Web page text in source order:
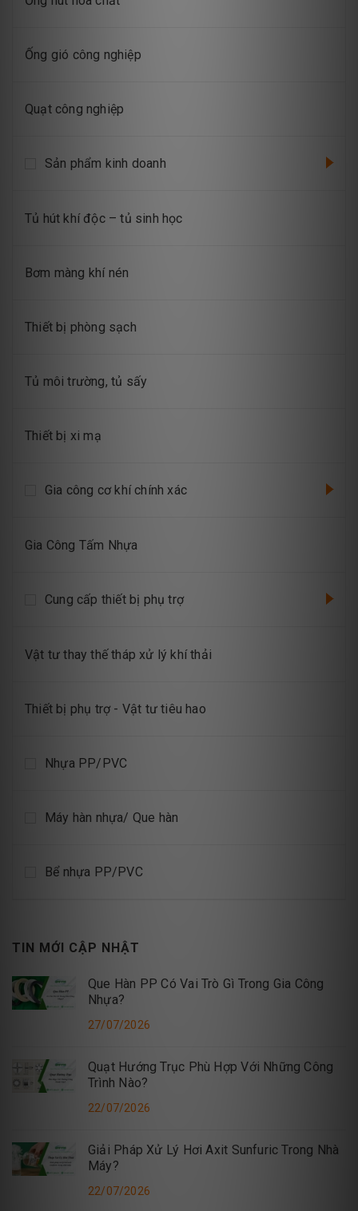
Ống gió công nghiệp
Quạt công nghiệp
Sản phẩm kinh doanh
Tủ hút khí độc – tủ sinh học
Bơm màng khí nén
Thiết bị phòng sạch
Tủ môi trường, tủ sấy
Thiết bị xi mạ
Gia công cơ khí chính xác
Gia Công Tấm Nhựa
Cung cấp thiết bị phụ trợ
Vật tư thay thế tháp xử lý khí thải
Thiết bị phụ trợ - Vật tư tiêu hao
Nhựa PP/PVC
Máy hàn nhựa/ Que hàn
Bể nhựa PP/PVC
TIN MỚI CẬP NHẬT
Que Hàn PP Có Vai Trò Gì Trong Gia Công
Nhựa?
27/07/2026
Quạt Hướng Trục Phù Hợp Với Những Công
Trình Nào?
22/07/2026
Giải Pháp Xử Lý Hơi Axit Sunfuric Trong Nhà
Máy?
22/07/2026